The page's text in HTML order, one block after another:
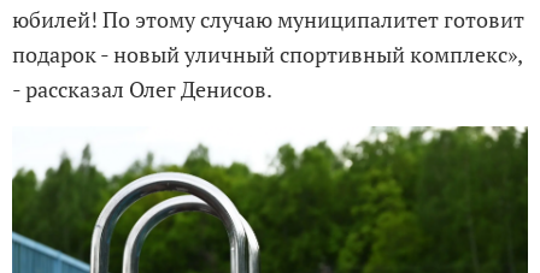
юбилей! По этому случаю муниципалитет готовит
подарок - новый уличный спортивный комплекс»,
- рассказал Олег Денисов.